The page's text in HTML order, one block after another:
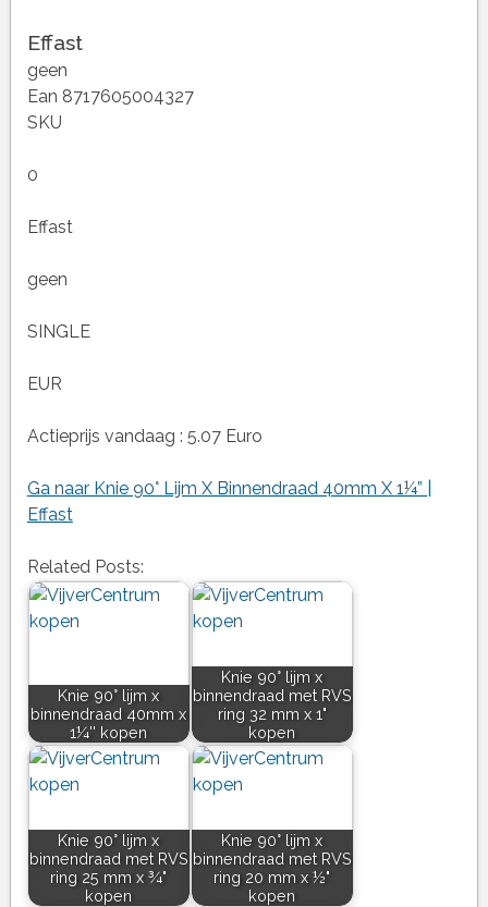
Effast
geen
Ean 8717605004327
SKU
0
Effast
geen
SINGLE
EUR
Actieprijs vandaag : 5.07 Euro
Ga naar Knie 90° Lijm X Binnendraad 40mm X 1¼” |
Effast
Related Posts:
Knie 90° lijm x
binnendraad 40mm x
1¼'' kopen
Knie 90° lijm x
binnendraad met RVS
ring 32 mm x 1"
kopen
Knie 90° lijm x
binnendraad met RVS
ring 25 mm x ¾"
kopen
Knie 90° lijm x
binnendraad met RVS
ring 20 mm x ½"
kopen